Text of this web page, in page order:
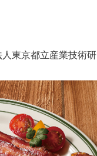
東京都立産業技術